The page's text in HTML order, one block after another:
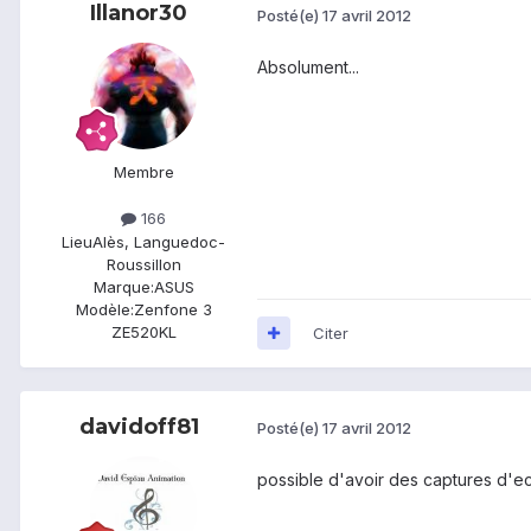
Illanor30
Membre
166
LieuAlès, Languedoc-
Roussillon
Marque:ASUS
Modèle:Zenfone 3
ZE520KL
Posté(e) 17 avril 2012
Absolument...
Citer
davidoff81 Posté(e) 17 avril 2012
possible d'avoir des captures